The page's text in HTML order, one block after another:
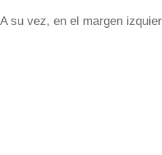
A su vez, en el margen